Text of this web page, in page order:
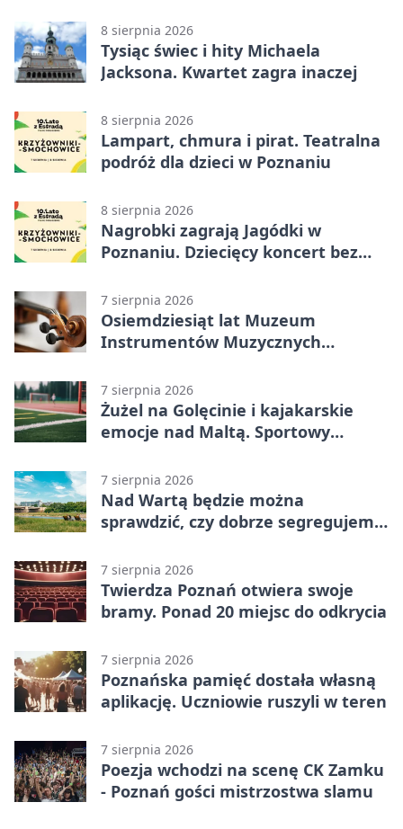
8 sierpnia 2026
Tysiąc świec i hity Michaela
Jacksona. Kwartet zagra inaczej
8 sierpnia 2026
Lampart, chmura i pirat. Teatralna
podróż dla dzieci w Poznaniu
8 sierpnia 2026
Nagrobki zagrają Jagódki w
Poznaniu. Dziecięcy koncert bez
7 sierpnia 2026
Osiemdziesiąt lat Muzeum
Instrumentów Muzycznych
7 sierpnia 2026
Żużel na Golęcinie i kajakarskie
emocje nad Maltą. Sportowy
7 sierpnia 2026
Nad Wartą będzie można
sprawdzić, czy dobrze segregujemy
7 sierpnia 2026
Twierdza Poznań otwiera swoje
bramy. Ponad 20 miejsc do odkrycia
7 sierpnia 2026
Poznańska pamięć dostała własną
aplikację. Uczniowie ruszyli w teren
7 sierpnia 2026
Poezja wchodzi na scenę CK Zamku
- Poznań gości mistrzostwa slamu